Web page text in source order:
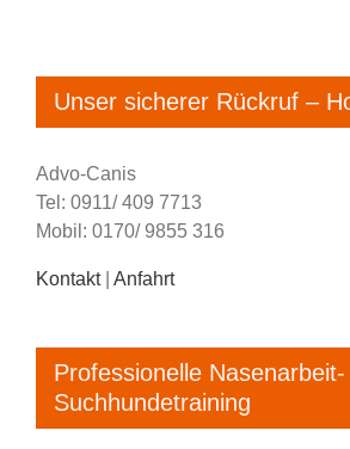
Unser sicherer Rückruf –
Advo-Canis
Tel: 0911/ 409 7713
Mobil: 0170/ 9855 316
Kontakt| Anfahrt
Professionelle Nasenarbeit-
Suchhundetraining